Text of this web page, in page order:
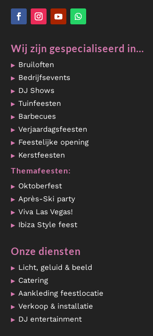
Wij zijn gespecialiseerd in…
Bruiloften
Bedrijfsevents
DJ Shows
Tuinfeesten
Barbecues
Verjaardagsfeesten
Feestelijke opening
Kerstfeesten
Themafeesten:
Oktoberfest
Après-Ski party
Viva Las Vegas!
Ibiza Style feest
Onze diensten
Licht, geluid & beeld
Catering
Aankleding feestlocatie
Verkoop & installatie
DJ entertainment